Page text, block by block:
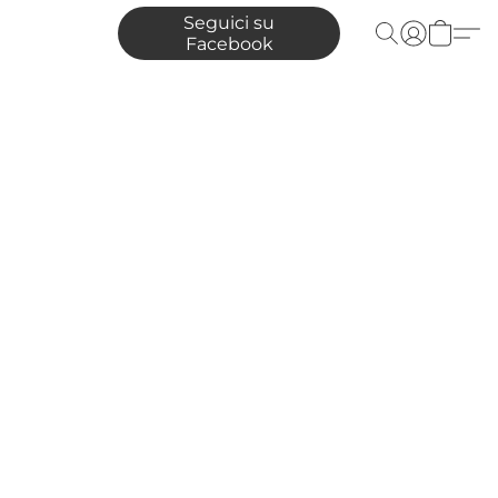
Seguici su
Facebook